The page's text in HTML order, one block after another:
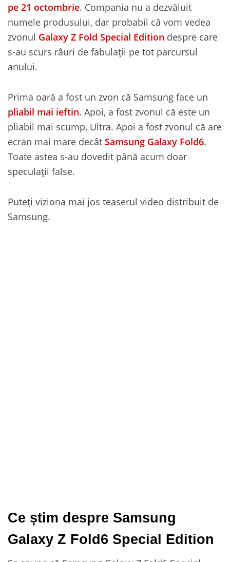
pe 21 octombrie. Compania nu a dezvăluit
numele produsului, dar probabil că vom vedea
zvonul Galaxy Z Fold Special Edition despre care
s-au scurs râuri de fabulații pe tot parcursul
anului.
Prima oară a fost un zvon că Samsung face un
pliabil mai ieftin. Apoi, a fost zvonul că este un
pliabil mai scump, Ultra. Apoi a fost zvonul că are
ecran mai mare decât Samsung Galaxy Fold6.
Toate astea s-au dovedit până acum doar
speculații false.
Puteți viziona mai jos teaserul video distribuit de
Samsung.
Ce știm despre Samsung
Galaxy Z Fold6 Special Edition